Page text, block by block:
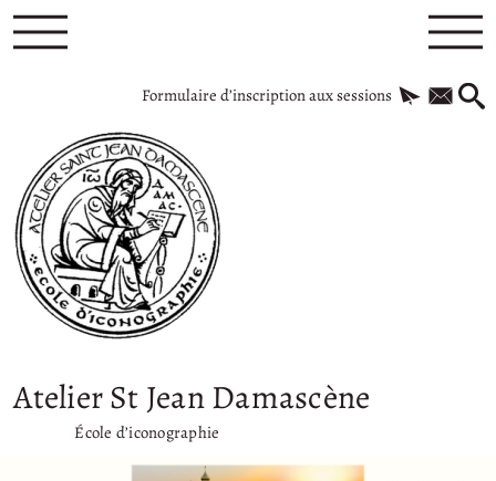
Formulaire d’inscription aux sessions
Atelier St Jean Damascène
École d’iconographie